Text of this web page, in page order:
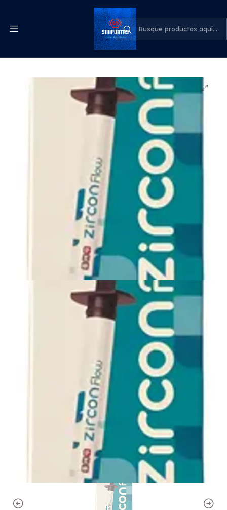
Despachos express a todo el país
Inicio Odontología
Resina Compuesta Flow Con Zirconia Zirconflow 1
Jeringa 4g